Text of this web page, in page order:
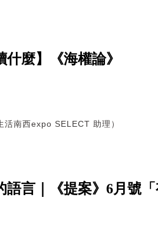
什麼】《海權論》
南西expo SELECT 助理）
言｜《提案》6月號「